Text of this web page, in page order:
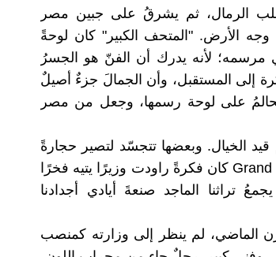
الرمال، ثم يشرقُ على جبين مصر
الأرض. "المتحف الكبير" كان لوحةً
مرسمه؛ لأنه يدرك أن الفنّ هو الجسرُ
إلى المستقبل، وأن الجمالَ جزءٌ أصيلٌ
على لوحة رسمها، وجعل من مصر
الخيال. وبعضها تتجسّد لتصير حجارةً
وعمارةً ومجدًا جديدًا. Grand Egyptian Museum كان فكرةً راودت وزيرًا يتيه فخرًا
تراثنا الماجد صنعةَ أيادي أجدادنا
الماضي، لم ينظر إلى وزارته كمنصب